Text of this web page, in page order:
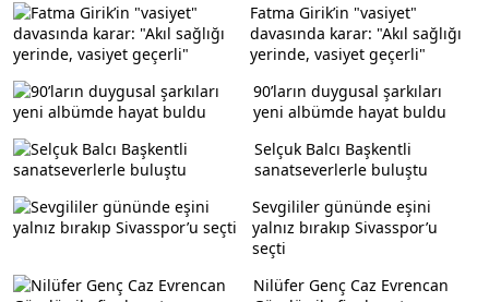
Fatma Girik’in "vasiyet"
davasında karar: "Akıl sağlığı
yerinde, vasiyet geçerli"
90’ların duygusal şarkıları
yeni albümde hayat buldu
Selçuk Balcı Başkentli
sanatseverlerle buluştu
Sevgililer gününde eşini
yalnız bırakıp Sivasspor’u
seçti
Nilüfer Genç Caz Evrencan